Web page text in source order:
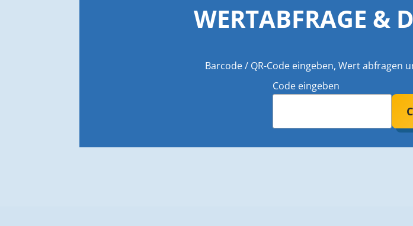
WERTABFRAGE &
Barcode / QR-Code eingeben, Wert abfragen
Code eingeben